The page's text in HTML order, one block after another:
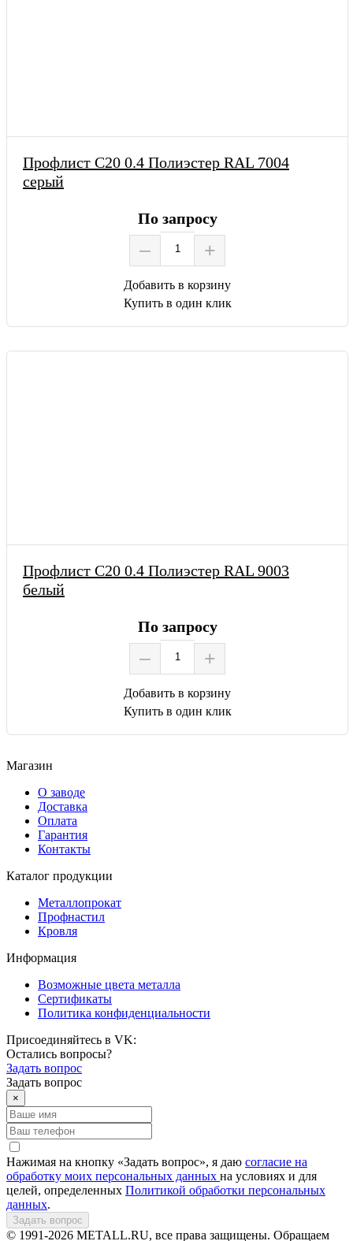
Профлист С20 0.4 Полиэстер RAL 7004
серый
По запросу
– +
Добавить в корзину
Купить в один клик
Профлист С20 0.4 Полиэстер RAL 9003
белый
По запросу
– +
Добавить в корзину
Купить в один клик
Магазин
О заводе
Доставка
Оплата
Гарантия
Контакты
Каталог продукции
Металлопрокат
Профнастил
Кровля
Информация
Возможные цвета металла
Сертификаты
Политика конфиденциальности
Присоединяйтесь в VK:
Остались вопросы?
Задать вопрос
Задать вопрос
×
Нажимая на кнопку «Задать вопрос», я даю согласие на
обработку моих персональных данных на условиях и для
целей, определенных Политикой обработки персональных
данных.
Задать вопрос
© 1991-2026 METALL.RU, все права защищены. Обращаем